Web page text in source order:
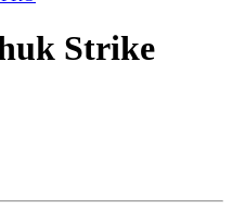
Strike